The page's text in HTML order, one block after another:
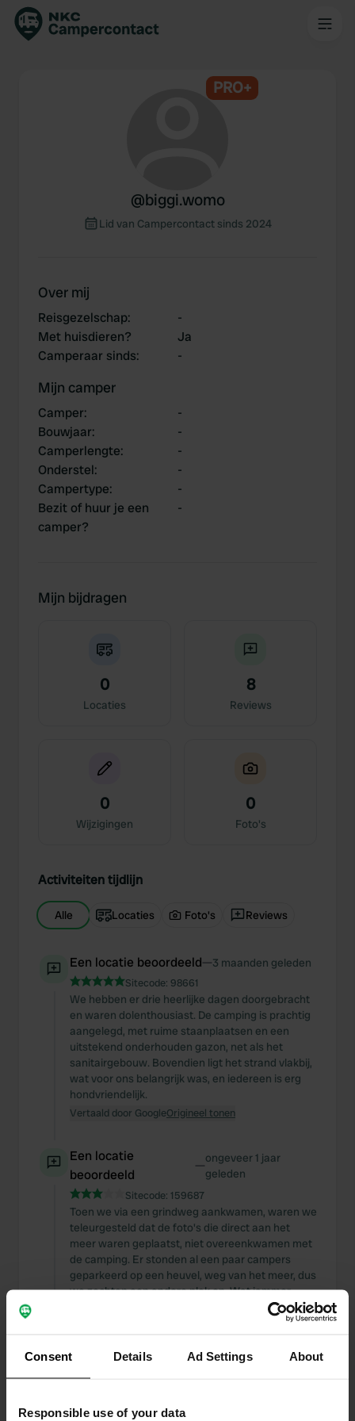
Consent Details Ad Settings About
Responsible use of your data
PRO+
@biggi.womo
Lid van Campercontact sinds 2024
Over mij
Reisgezelschap:
-
Met huisdieren?
Ja
Camperaar sinds: -
Mijn camper
Camper:
-
Bouwjaar:
-
Camperlengte:
-
Onderstel:
-
Campertype:
-
Bezit of huur je een
camper?
-
Mijn bijdragen
0
Locaties
8
Reviews
0
Wijzigingen
0
Foto's
Activiteiten tijdlijn
Alle Locaties Foto's Reviews
Een locatie beoordeeld—3 maanden geleden
Sitecode: 98661
We hebben er drie heerlijke dagen doorgebracht
en waren dolenthousiast. De camping is prachtig
aangelegd, met ruime staanplaatsen en een
uitstekend onderhouden gazon, net als het
sanitairgebouw. Bovendien ligt het strand vlakbij,
wat voor ons belangrijk was, en iedereen is erg
hondvriendelijk.
Vertaald door GoogleOrigineel tonen
Een locatie
beoordeeld
—ongeveer 1 jaar
geleden
Sitecode: 159687
Toen we via een grindweg aankwamen, waren we
teleurgesteld dat de foto's die direct aan het
meer waren geplaatst, niet overeenkwamen met
de camping. Er stonden al een paar campers
geparkeerd op een heuvel, weg van het meer, dus
we zochten een andere plek op. Wat jammer.
Een locatie
— ongeveer 1 jaar
Geweldige overnachtingsplek met een prachtig